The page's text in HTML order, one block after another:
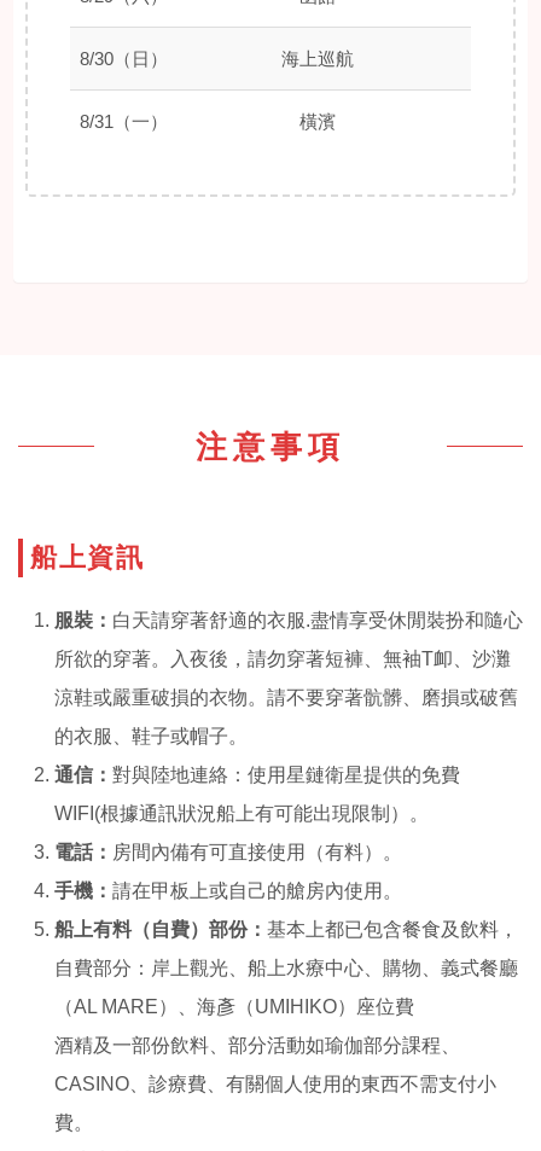
8/30（日） 海上巡航
8/31（一） 橫濱 09:00
注意事項
船上資訊
服裝： 白天請穿著舒適的衣服.盡情享受休閒裝扮和隨心
所欲的穿著。入夜後，請勿穿著短褲、無袖T卹、沙灘
涼鞋或嚴重破損的衣物。請不要穿著骯髒、磨損或破舊
的衣服、鞋子或帽子。
通信： 對與陸地連絡：使用星鏈衛星提供的免費
WIFI(根據通訊狀況船上有可能出現限制）。
電話： 房間內備有可直接使用（有料）。
手機： 請在甲板上或自己的艙房內使用。
船上有料（自費）部份： 基本上都已包含餐食及飲料，
自費部分：岸上觀光、船上水療中心、購物、義式餐廳
（AL MARE）、海彥（UMIHIKO）座位費
酒精及一部份飲料、部分活動如瑜伽部分課程、
CASINO、診療費、有關個人使用的東西不需支付小
費。